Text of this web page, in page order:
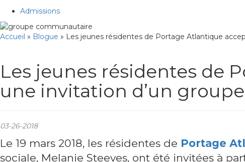
Admissions
Accueil » Blogue » Les jeunes résidentes de Portage Atlantique
Les jeunes résidentes de
une invitation d’un
03-26-2018
Le 19 mars 2018, les résidentes de Portage
sociale, Melanie Steeves, ont été invitées à